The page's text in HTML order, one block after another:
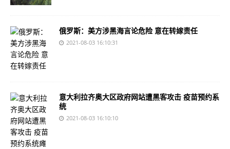
俄罗斯：美方涉黑海言论危险 意在转嫁责任
2021-08-03 16:10:31
意大利拉齐奥大区政府网站遭黑客攻击 疫苗预约系
统
2021-08-03 16:10:10